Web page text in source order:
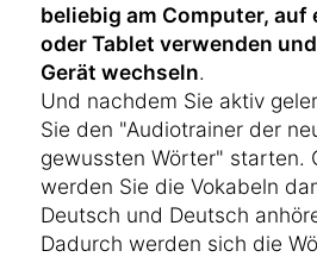
beliebig am Computer, auf
oder Tablet verwenden
Gerät wechseln.
Und nachdem Sie aktiv
Sie den "Audiotrainer der
gewussten Wörter" starten.
werden Sie die Vokabeln
Deutsch und Deutsch
Dadurch werden sich die